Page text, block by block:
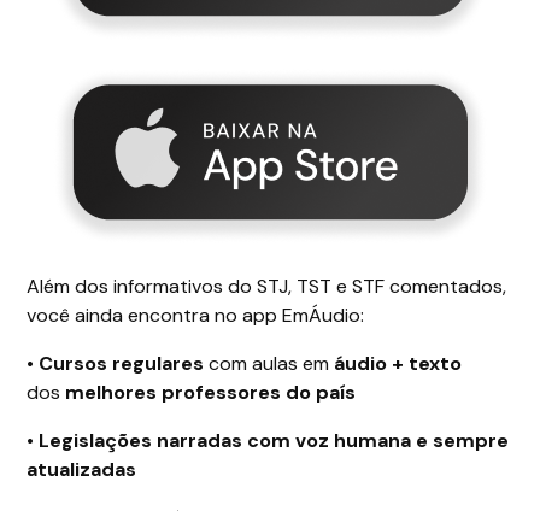
Além dos informativos do STJ, TST e STF comentados,
você ainda encontra no app EmÁudio:
• Cursos regulares com aulas em áudio + texto
dos melhores professores do país
• Legislações narradas com voz humana e sempre
atualizadas